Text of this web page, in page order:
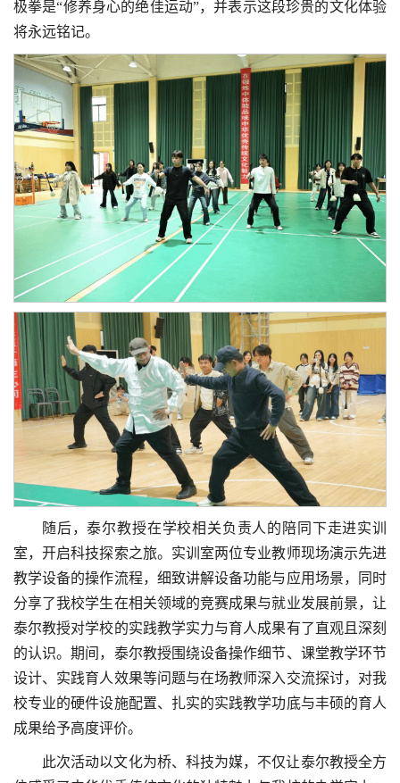
极拳是“修养身心的绝佳运动”，并表示这段珍贵的文化体验
将永远铭记。
随后，泰尔教授在学校相关负责人的陪同下走进实训
室，开启科技探索之旅。实训室两位专业教师现场演示先进
教学设备的操作流程，细致讲解设备功能与应用场景，同时
分享了我校学生在相关领域的竞赛成果与就业发展前景，让
泰尔教授对学校的实践教学实力与育人成果有了直观且深刻
的认识。期间，泰尔教授围绕设备操作细节、课堂教学环节
设计、实践育人效果等问题与在场教师深入交流探讨，对我
校专业的硬件设施配置、扎实的实践教学功底与丰硕的育人
成果给予高度评价。
此次活动以文化为桥、科技为媒，不仅让泰尔教授全方